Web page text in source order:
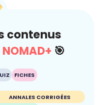
contenus
🎯
FICHES
ANNALES CORRIGÉES